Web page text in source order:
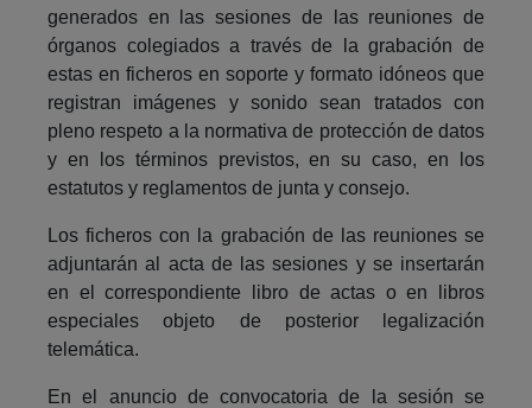
generados en las sesiones de las reuniones de
órganos colegiados a través de la grabación de
estas en ficheros en soporte y formato idóneos que
registran imágenes y sonido sean tratados con
pleno respeto a la normativa de protección de datos
y en los términos previstos, en su caso, en los
estatutos y reglamentos de junta y consejo.
Los ficheros con la grabación de las reuniones se
adjuntarán al acta de las sesiones y se insertarán
en el correspondiente libro de actas o en libros
especiales objeto de posterior legalización
telemática.
En el anuncio de convocatoria de la sesión se